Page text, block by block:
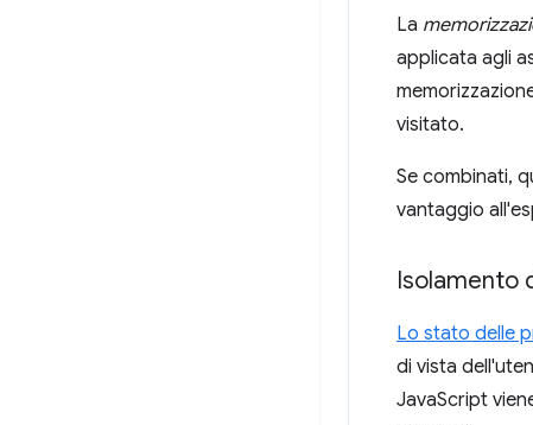
La
applicata agli
visitato.
Se combinati,
vantaggio
Isolamento
Lo stato delle
di vista
JavaScript